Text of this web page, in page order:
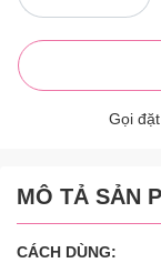
Gọi
MÔ TẢ SẢN
CÁCH DÙNG: